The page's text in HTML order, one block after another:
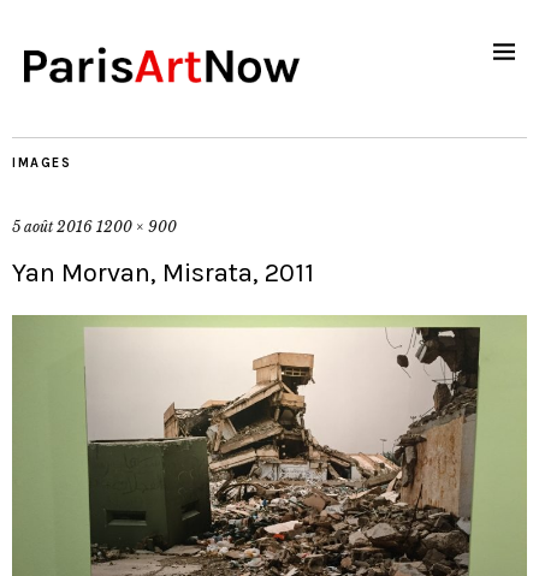
IMAGES
5 août 2016 1200 × 900
Yan Morvan, Misrata, 2011